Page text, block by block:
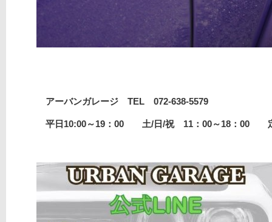
アーバンガレージ TEL 072-638-5579
平日10:00～19：00 土/日/祝 11：00～18：00 定